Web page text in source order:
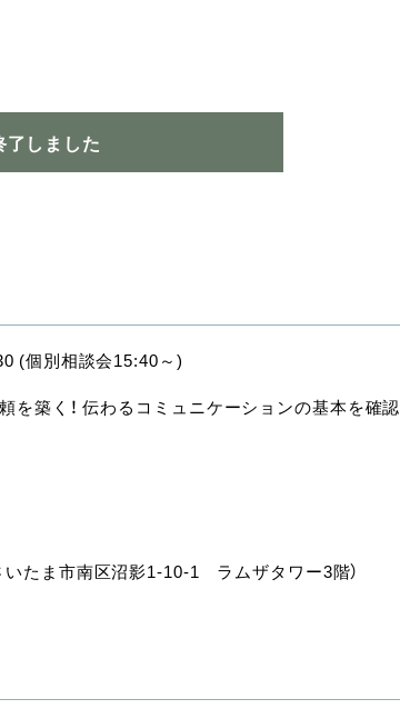
了しました
(個別相談会15:40～)
を築く！ 伝わるコミュニケーションの基本を確認
たま市南区沼影1-10-1 ラムザタワー3階）